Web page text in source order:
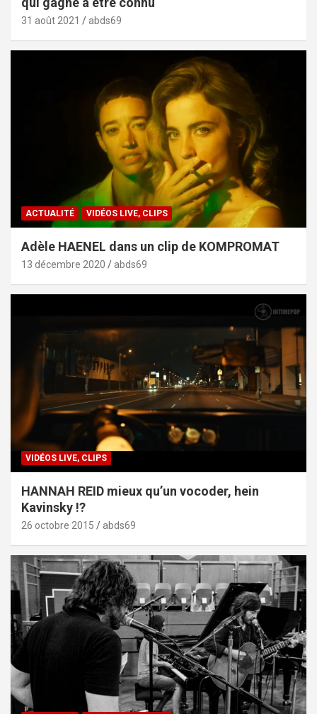
31 août 2021 abds69
ACTUALITÉ VIDÉOS LIVE, CLIPS
Adèle HAENEL dans un clip de KOMPROMAT
13 décembre 2020 abds69
VIDÉOS LIVE, CLIPS
HANNAH REID mieux qu’un vocoder, hein
Kavinsky !?
26 octobre 2015 abds69